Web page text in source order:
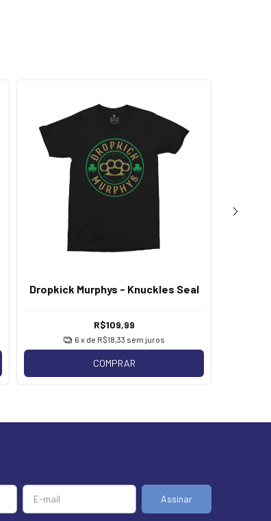
Dropkick Murphys - Knuckles Seal
R$109,99
6 x de R$18,33 sem juros
COMPRAR